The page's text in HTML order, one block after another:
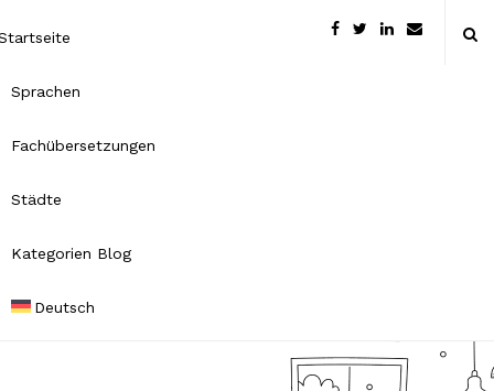
Sprachen
Fachübersetzungen
Städte
Kategorien Blog
Deutsch